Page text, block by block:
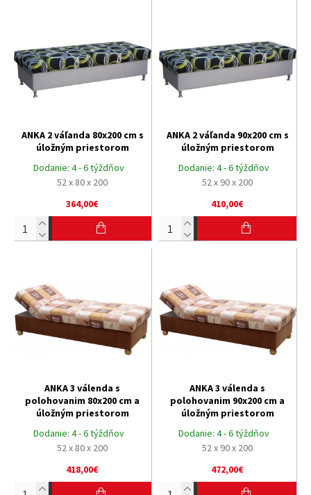
Dodanie: 4 - 6 týždňov
52 x 80 x 200
ANKA 2 váľanda 80x200 cm s
úložným priestorom
364,00€
Dodanie: 4 - 6 týždňov
52 x 90 x 200
ANKA 2 váľanda 90x200 cm s
úložným priestorom
410,00€
Dodanie: 4 - 6 týždňov
52 x 80 x 200
ANKA 3 válenda s
polohovanim 80x200 cm a
úložným priestorom
418,00€
Dodanie: 4 - 6 týždňov
52 x 90 x 200
ANKA 3 válenda s
polohovanim 90x200 cm a
úložným priestorom
472,00€